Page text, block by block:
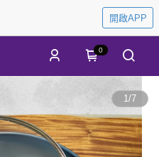
開啟APP
0
1/7